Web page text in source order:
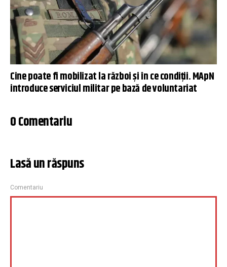
Cine poate fi mobilizat la război și în ce condiții. MApN
introduce serviciul militar pe bază de voluntariat
0 Comentariu
Lasă un răspuns
Comentariu